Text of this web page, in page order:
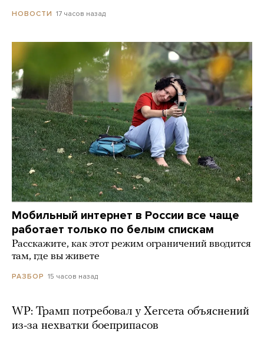
НОВОСТИ 17 часов назад
Мобильный интернет в России все чаще
работает только по белым спискам
Расскажите, как этот режим ограничений вводится
там, где вы живете
РАЗБОР 15 часов назад
WP: Трамп потребовал у Хегсета объяснений
из-за нехватки боеприпасов